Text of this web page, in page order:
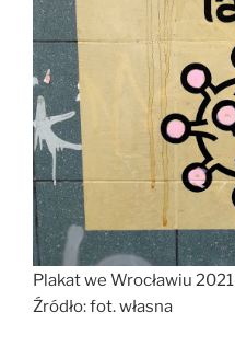
Plakat we Wrocławiu 2021
Źródło: fot. własna